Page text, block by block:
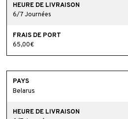
6/7 Journées
65,00€
Belarus